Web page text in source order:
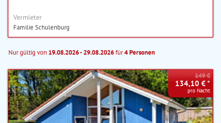
Vermieter
Familie Schulenburg
Nur gültig von 19.08.2026 - 29.08.2026für4 Personen
149 €
134,10 € *
pro Nacht